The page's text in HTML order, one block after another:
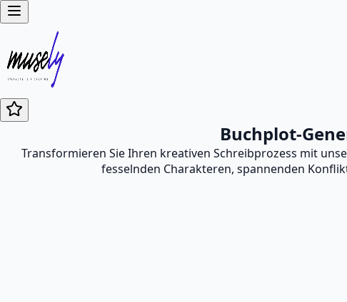
Buchplot-
Transformieren Sie Ihren kreativen Schreibprozess mit
fesselnden Charakteren, spannenden